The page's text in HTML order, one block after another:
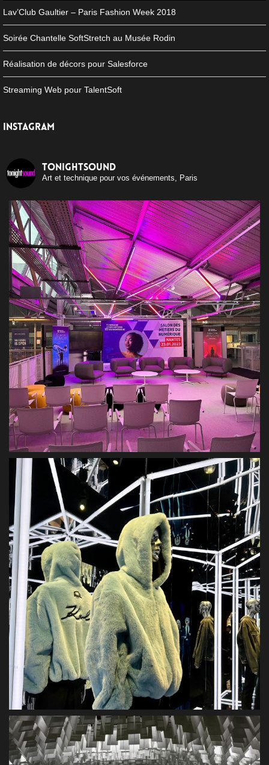
Lav’Club Gaultier – Paris Fashion Week 2018
Soirée Chantelle SoftStretch au Musée Rodin
Réalisation de décors pour Salesforce
Streaming Web pour TalentSoft
INSTAGRAM
tonightsound
Art et technique pour vos événements, Paris